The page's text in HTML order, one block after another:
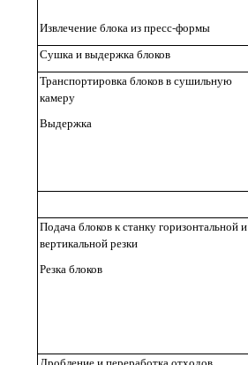
Извлечение блока из пресс-формы
Сушка и выдержка блоков
Транспортировка блоков в сушильную
камеру
Выдержка
Подача блоков к станку горизонтальной и
вертикальной резки
Резка блоков